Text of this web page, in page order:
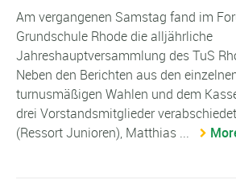
Am vergangenen Samstag fand im
Grundschule Rhode die alljährliche
Jahreshauptversammlung des TuS
Neben den Berichten aus den
turnusmäßigen Wahlen und dem
drei Vorstandsmitglieder
(Ressort Junioren), Matthias ...